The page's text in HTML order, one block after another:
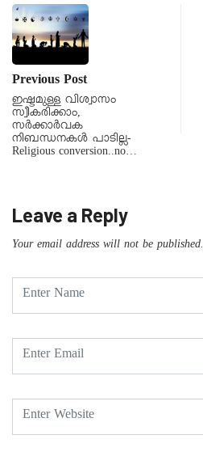
Previous Post
ഇഷ്ടമുള്ള വിശ്വാസം
സ്വീകരിക്കാം,
സർക്കാർവക
നിബന്ധനകൾ പാടില്ല-
Religious conversion..no…
Leave a Reply
Your email address will not be published.